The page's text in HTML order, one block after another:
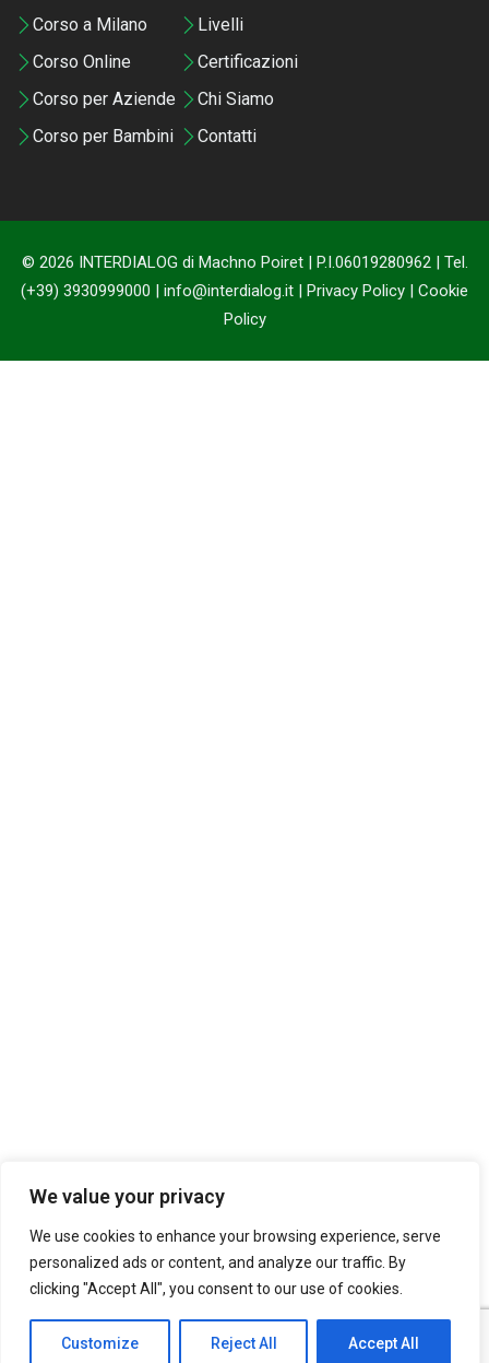
We value your privacy
We use cookies to enhance your browsing experience, serve
personalized ads or content, and analyze our traffic. By
clicking "Accept All", you consent to our use of cookies.
Customize Reject All Accept All
Corso a Milano
Corso Online
Corso per Aziende
Corso per Bambini
Livelli
Certificazioni
Chi Siamo
Contatti
© 2026 INTERDIALOG di Machno Poiret | P.I.06019280962 | Tel.
(+39) 3930999000 | info@interdialog.it | Privacy Policy | Cookie
Policy